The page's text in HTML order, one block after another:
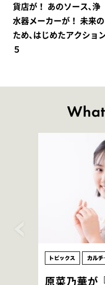
貨店が！ あのソース､浄
水器メーカーが！ 未来の
ため､はじめたアクショ
５
原菜乃華が